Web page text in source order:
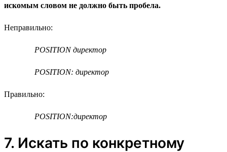
искомым словом не должно быть пробела.
Неправильно:
POSITION директор
POSITION: директор
Правильно:
POSITION:директор
7. Искать по конкретному